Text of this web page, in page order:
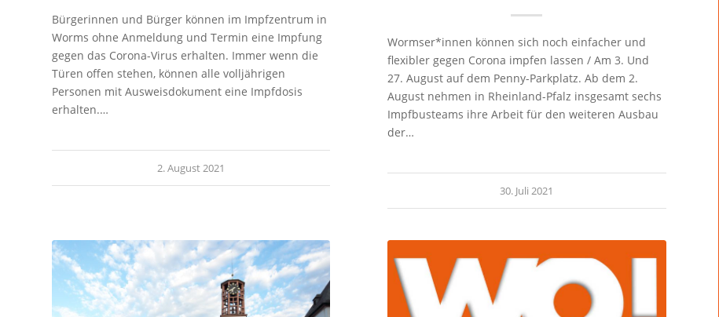
Bürgerinnen und Bürger können im Impfzentrum in
Worms ohne Anmeldung und Termin eine Impfung
gegen das Corona-Virus erhalten. Immer wenn die
Türen offen stehen, können alle volljährigen
Personen mit Ausweisdokument eine Impfdosis
erhalten.…
2. August 2021
Wormser*innen können sich noch einfacher und
flexibler gegen Corona impfen lassen / Am 3. Und
27. August auf dem Penny-Parkplatz. Ab dem 2.
August nehmen in Rheinland-Pfalz insgesamt sechs
Impfbusteams ihre Arbeit für den weiteren Ausbau
der…
30. Juli 2021